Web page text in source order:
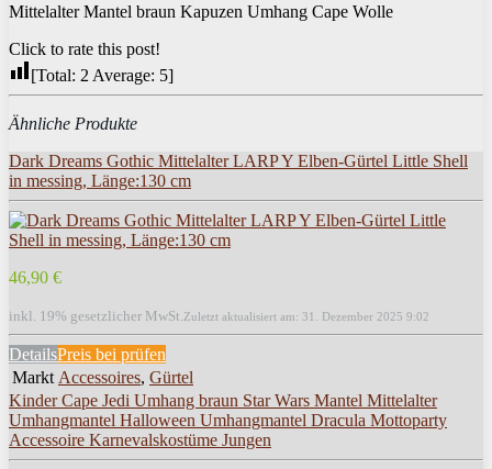
Mittelalter Mantel braun Kapuzen Umhang Cape Wolle
Click to rate this post!
[Total: 2 Average: 5]
Ähnliche Produkte
Dark Dreams Gothic Mittelalter LARP Y Elben-Gürtel Little Shell
in messing, Länge:130 cm
46,90 €
inkl. 19% gesetzlicher MwSt. Zuletzt aktualisiert am: 31. Dezember 2025 9:02
DetailsPreis bei prüfen
Markt Accessoires, Gürtel
Kinder Cape Jedi Umhang braun Star Wars Mantel Mittelalter
Umhangmantel Halloween Umhangmantel Dracula Mottoparty
Accessoire Karnevalskostüme Jungen